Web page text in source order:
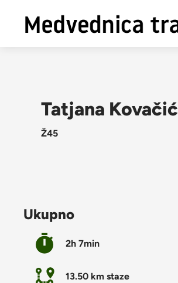
Tatjana Kovačić
Ž45
Ukupno
2h 7min
13.50 km staze